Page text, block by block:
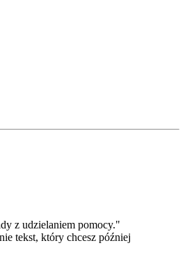
z udzielaniem pomocy."
tekst, który chcesz później